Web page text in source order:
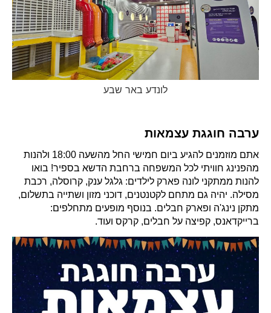
לונדע באר שבע
ערבה חוגגת עצמאות
אתם מוזמנים להגיע ביום חמישי החל מהשעה 18:00 ולהנות
מהפנינג חוויתי לכל המשפחה ברחבת הדשא בספיר! בואו
להנות ממתקני לונה פארק לילדים: גלגל ענק, קרוסלה, רכבת
מסילה. יהיה גם מתחם לקטנטנים, דוכני מזון ושתייה בתשלום,
מתקן נינג'ה ופארק חבלים. בנוסף מופעים מתחלפים:
ברייקדאנס, קפיצה על חבלים, קרקס ועוד.